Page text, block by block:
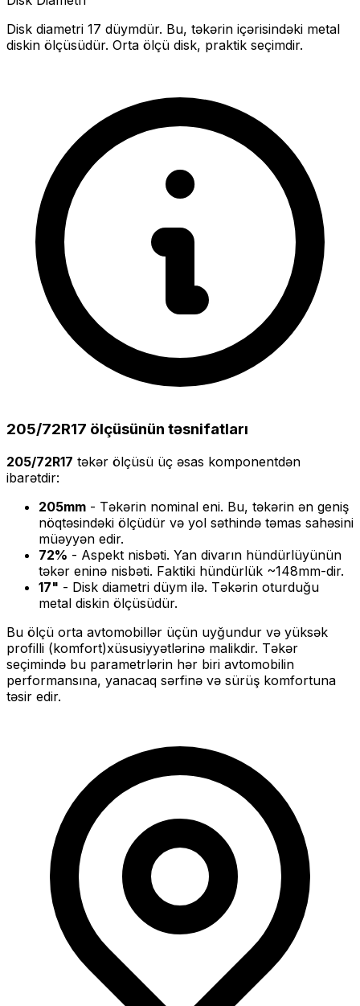
Disk diametri 17 düymdür. Bu, təkərin içərisindəki metal
diskin ölçüsüdür. Orta ölçü disk, praktik seçimdir.
205/72R17 ölçüsünün təsnifatları
205/72R17 təkər ölçüsü üç əsas komponentdən
ibarətdir:
205mm - Təkərin nominal eni. Bu, təkərin ən geniş
nöqtəsindəki ölçüdür və yol səthində təmas sahəsini
müəyyən edir.
72% - Aspekt nisbəti. Yan divarın hündürlüyünün
təkər eninə nisbəti. Faktiki hündürlük ~148mm-dir.
17" - Disk diametri düym ilə. Təkərin oturduğu
metal diskin ölçüsüdür.
Bu ölçü orta avtomobillər üçün uyğundur və yüksək
profilli (komfort)xüsusiyyətlərinə malikdir. Təkər
seçimində bu parametrlərin hər biri avtomobilin
performansına, yanacaq sərfinə və sürüş komfortuna
təsir edir.